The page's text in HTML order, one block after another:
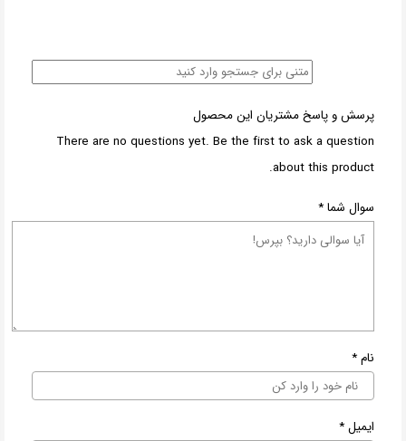
پرسش و پاسخ مشتریان این محصول
There are no questions yet. Be the first to ask a question
about this product.
سوال شما*
نام*
ایمیل*